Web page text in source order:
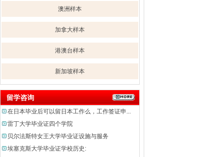
澳洲样本
加拿大样本
港澳台样本
新加坡样本
留学咨询
在日本毕业后可以留日本工作么，工作签证申...
雷丁大学毕业证四个学院
贝尔法斯特女王大学毕业证设施与服务
埃塞克斯大学毕业证学校历史: